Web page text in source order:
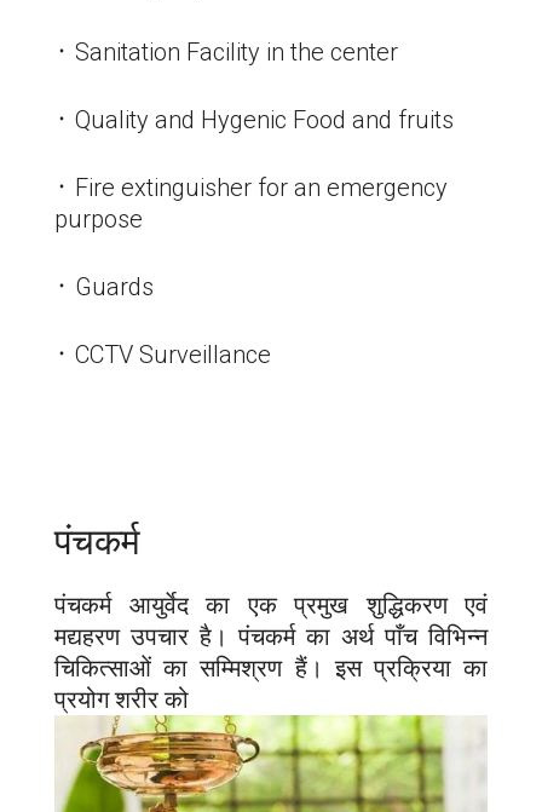
᛫ Sanitation Facility in the center
᛫ Quality and Hygenic Food and fruits
᛫ Fire extinguisher for an emergency
purpose
᛫ Guards
᛫ CCTV Surveillance
पंचकर्म
पंचकर्म आयुर्वेद का एक प्रमुख शुद्धिकरण एवं
मद्यहरण उपचार है। पंचकर्म का अर्थ पाँच विभिन्न
चिकित्साओं का सम्मिश्रण हैं। इस प्रक्रिया का
प्रयोग शरीर को